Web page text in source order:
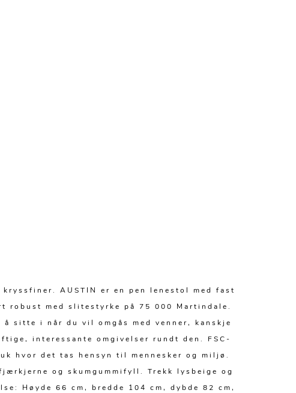
AUSTIN er en pen lenestol med fast
med slitestyrke på 75 000 Martindale.
sitte i når du vil omgås med venner, kanskje
interessante omgivelser rundt den. FSC-
hvor det tas hensyn til mennesker og miljø.
og skumgummifyll. Trekk lysbeige og
Høyde 66 cm, bredde 104 cm, dybde 82 cm,